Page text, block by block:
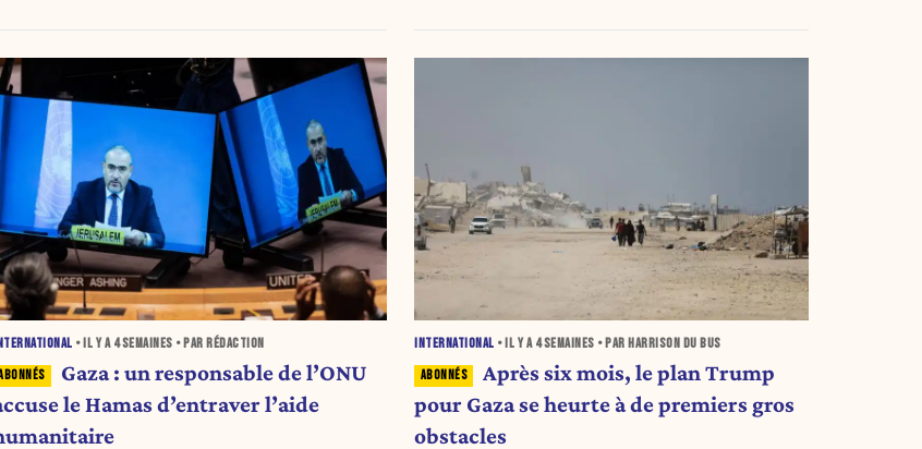
INTERNATIONAL • IL Y A 4 SEMAINES • PAR RÉDACTION
Gaza : un responsable de l’ONU
le Hamas d’entraver l’aide
INTERNATIONAL • IL Y A 4 SEMAINES • PAR HARRISON DU BUS
Après six mois, le plan Trump
pour Gaza se heurte à de premiers gros
obstacles